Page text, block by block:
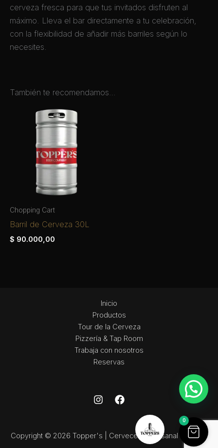
cerveza fresca para que tus invitados disfruten al
máximo. Lleva el bar directamente a tu celebración,
con la flexibilidad de añadir más barriles según lo
necesites.
También te recomendamos…
Chopping Cart
Barril de Cerveza 30L
$ 90.000,00
Inicio
Productos
Tour de la Cerveza
Pizzería & Tap Room
Trabaja con nosotros
Reservas
Copyright © 2026 Topper's | Cervecería Artesanal de Chile
0